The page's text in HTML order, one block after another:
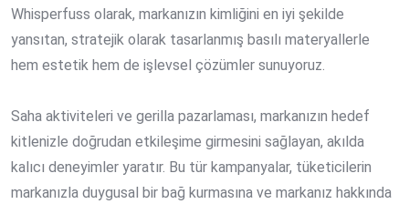
Whisperfuss olarak, markanızın kimliğini en iyi şekilde
yansıtan, stratejik olarak tasarlanmış basılı materyallerle
hem estetik hem de işlevsel çözümler sunuyoruz.
Saha aktiviteleri ve gerilla pazarlaması, markanızın hedef
kitlenizle doğrudan etkileşime girmesini sağlayan, akılda
kalıcı deneyimler yaratır. Bu tür kampanyalar, tüketicilerin
markanızla duygusal bir bağ kurmasına ve markanız hakkında